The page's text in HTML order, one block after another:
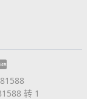
转 1